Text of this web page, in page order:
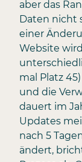
aber das
Daten nicht
einer
Website
mal Platz
und die
dauert im
Updates
nach 5
ändert,